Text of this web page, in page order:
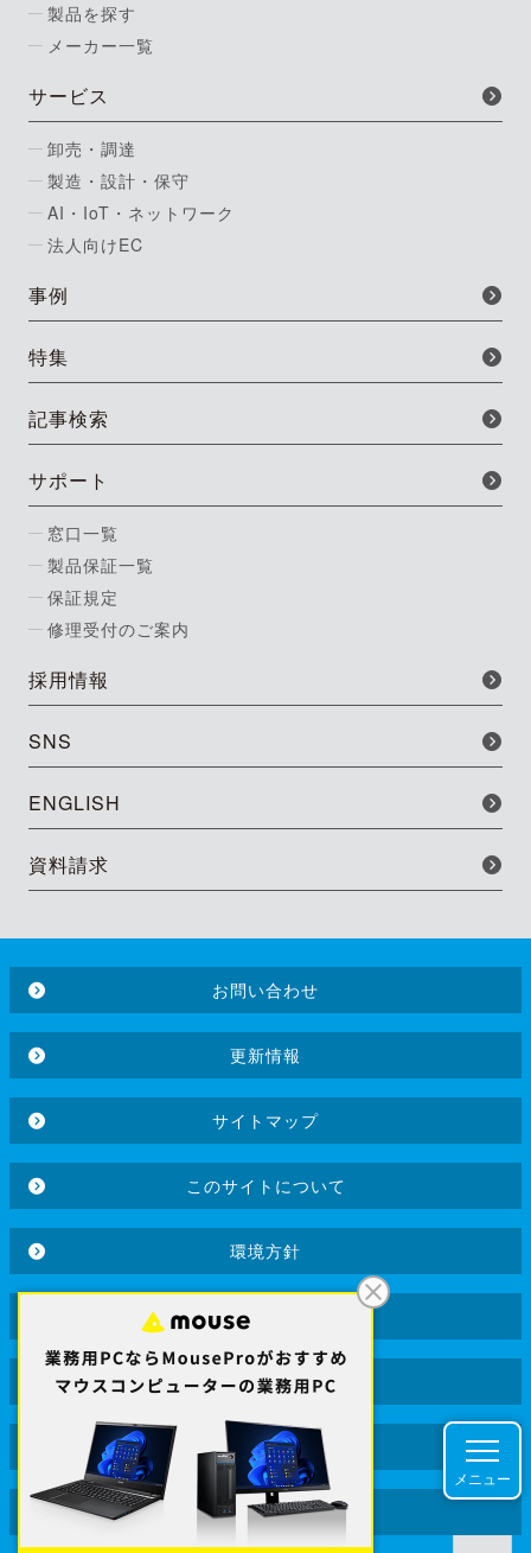
メニュー
製品を探す
メーカー一覧
サービス
卸売・調達
製造・設計・保守
AI・IoT・ネットワーク
法人向けEC
事例
特集
記事検索
サポート
窓口一覧
製品保証一覧
保証規定
修理受付のご案内
採用情報
SNS
ENGLISH
資料請求
お問い合わせ
更新情報
サイトマップ
このサイトについて
環境方針
品質方針
個人情報保護方針
クッキーポリシー
コラム